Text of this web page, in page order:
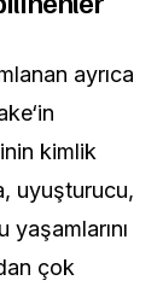
ayrıca
kimlik
uyuşturucu,
çok